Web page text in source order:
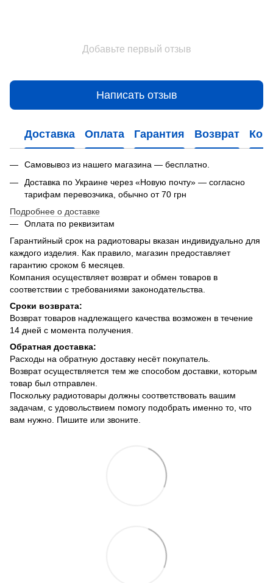
Добавьте первый отзыв
Написать отзыв
Доставка Оплата Гарантия Возврат
Самовывоз из нашего магазина — бесплатно.
Доставка по Украине через «Новую почту» — согласно
тарифам перевозчика, обычно от 70 грн
Подробнее о доставке
Оплата по реквизитам
Гарантийный срок на радиотовары вказан индивидуально для
каждого изделия. Как правило, магазин предоставляет
гарантию сроком 6 месяцев.
Компания осуществляет возврат и обмен товаров в
соответствии с требованиями законодательства.
Сроки возврата:
Возврат товаров надлежащего качества возможен в течение
14 дней с момента получения.
Обратная доставка:
Расходы на обратную доставку несёт покупатель.
Возврат осуществляется тем же способом доставки, которым
товар был отправлен.
Поскольку радиотовары должны соответствовать вашим
задачам, с удовольствием помогу подобрать именно то, что
вам нужно. Пишите или звоните.